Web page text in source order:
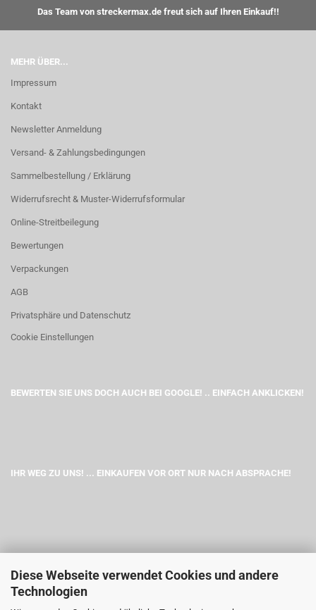
Diese Webseite verwendet Cookies und andere
Technologien
Das Team von streckermax.de freut sich auf Ihren Einkauf!!
MEHR ÜBER...
Impressum
Kontakt
Newsletter Anmeldung
Versand- & Zahlungsbedingungen
Sammelbestellung / Erklärung
Widerrufsrecht & Muster-Widerrufsformular
Online-Streitbeilegung
Bewertungen
Verpackungen
AGB
Privatsphäre und Datenschutz
Cookie Einstellungen
BEWERTEN SIE UNS DOCH AUCH BEI GOOGLE! .. EINFACH ANKLICKEN!
IHR WEG ZU UNS! ... EINKAUFEN VOR ORT NUR NACH ABSPRACHE!